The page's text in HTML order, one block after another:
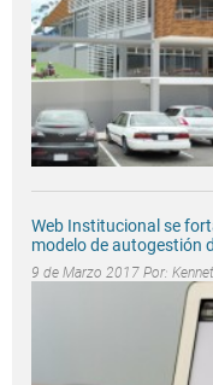
Web Institucional se
modelo de autogestión
9 de Marzo 2017 Por: